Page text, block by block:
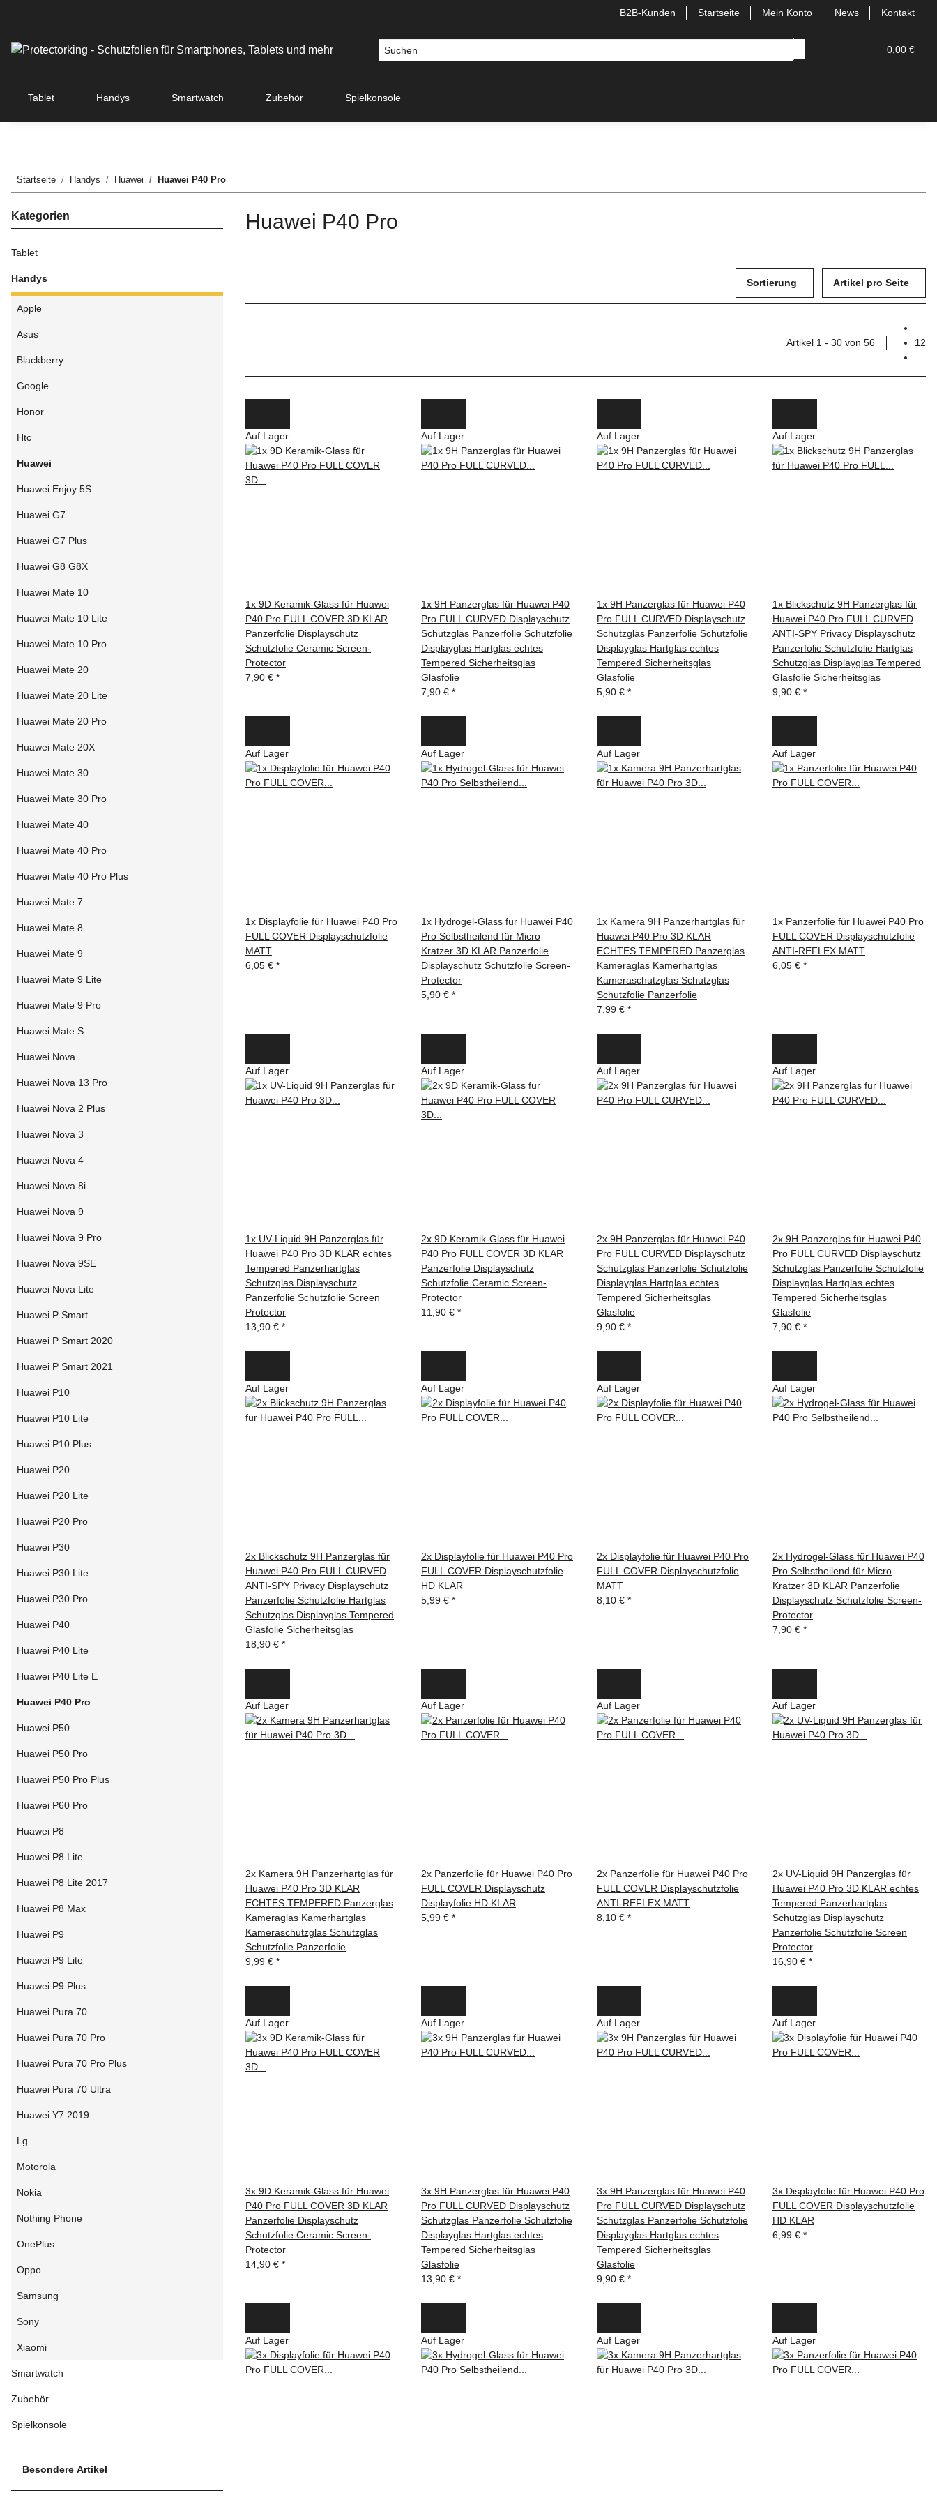
B2B-Kunden Startseite Mein Konto News Kontakt
0,00 €
Tablet Handys Smartwatch Zubehör Spielkonsole
Startseite Handys Huawei Huawei P40 Pro
Huawei P40 Pro
Sortierung Artikel pro Seite
Artikel 1 - 30 von 56 12
Auf Lager
1x 9D Keramik-Glass für Huawei
P40 Pro FULL COVER 3D KLAR
Panzerfolie Displayschutz
Schutzfolie Ceramic Screen-
Protector
7,90 € *
Auf Lager
1x 9H Panzerglas für Huawei P40
Pro FULL CURVED Displayschutz
Schutzglas Panzerfolie Schutzfolie
Displayglas Hartglas echtes
Tempered Sicherheitsglas
Glasfolie
7,90 € *
Auf Lager
1x 9H Panzerglas für Huawei P40
Pro FULL CURVED Displayschutz
Schutzglas Panzerfolie Schutzfolie
Displayglas Hartglas echtes
Tempered Sicherheitsglas
Glasfolie
5,90 € *
Auf Lager
1x Blickschutz 9H Panzerglas für
Huawei P40 Pro FULL CURVED
ANTI-SPY Privacy Displayschutz
Panzerfolie Schutzfolie Hartglas
Schutzglas Displayglas Tempered
Glasfolie Sicherheitsglas
9,90 € *
Auf Lager
1x Displayfolie für Huawei P40 Pro
FULL COVER Displayschutzfolie
MATT
6,05 € *
Auf Lager
1x Hydrogel-Glass für Huawei P40
Pro Selbstheilend für Micro
Kratzer 3D KLAR Panzerfolie
Displayschutz Schutzfolie Screen-
Protector
5,90 € *
Auf Lager
1x Kamera 9H Panzerhartglas für
Huawei P40 Pro 3D KLAR
ECHTES TEMPERED Panzerglas
Kameraglas Kamerhartglas
Kameraschutzglas Schutzglas
Schutzfolie Panzerfolie
7,99 € *
Auf Lager
1x Panzerfolie für Huawei P40 Pro
FULL COVER Displayschutzfolie
ANTI-REFLEX MATT
6,05 € *
Auf Lager
1x UV-Liquid 9H Panzerglas für
Huawei P40 Pro 3D KLAR echtes
Tempered Panzerhartglas
Schutzglas Displayschutz
Panzerfolie Schutzfolie Screen
Protector
13,90 € *
Auf Lager
2x 9D Keramik-Glass für Huawei
P40 Pro FULL COVER 3D KLAR
Panzerfolie Displayschutz
Schutzfolie Ceramic Screen-
Protector
11,90 € *
Auf Lager
2x 9H Panzerglas für Huawei P40
Pro FULL CURVED Displayschutz
Schutzglas Panzerfolie Schutzfolie
Displayglas Hartglas echtes
Tempered Sicherheitsglas
Glasfolie
9,90 € *
Auf Lager
2x 9H Panzerglas für Huawei P40
Pro FULL CURVED Displayschutz
Schutzglas Panzerfolie Schutzfolie
Displayglas Hartglas echtes
Tempered Sicherheitsglas
Glasfolie
7,90 € *
Auf Lager
2x Blickschutz 9H Panzerglas für
Huawei P40 Pro FULL CURVED
ANTI-SPY Privacy Displayschutz
Panzerfolie Schutzfolie Hartglas
Schutzglas Displayglas Tempered
Glasfolie Sicherheitsglas
18,90 € *
Auf Lager
2x Displayfolie für Huawei P40 Pro
FULL COVER Displayschutzfolie
HD KLAR
5,99 € *
Auf Lager
2x Displayfolie für Huawei P40 Pro
FULL COVER Displayschutzfolie
MATT
8,10 € *
Auf Lager
2x Hydrogel-Glass für Huawei P40
Pro Selbstheilend für Micro
Kratzer 3D KLAR Panzerfolie
Displayschutz Schutzfolie Screen-
Protector
7,90 € *
Auf Lager
2x Kamera 9H Panzerhartglas für
Huawei P40 Pro 3D KLAR
ECHTES TEMPERED Panzerglas
Kameraglas Kamerhartglas
Kameraschutzglas Schutzglas
Schutzfolie Panzerfolie
9,99 € *
Auf Lager
2x Panzerfolie für Huawei P40 Pro
FULL COVER Displayschutz
Displayfolie HD KLAR
5,99 € *
Auf Lager
2x Panzerfolie für Huawei P40 Pro
FULL COVER Displayschutzfolie
ANTI-REFLEX MATT
8,10 € *
Auf Lager
2x UV-Liquid 9H Panzerglas für
Huawei P40 Pro 3D KLAR echtes
Tempered Panzerhartglas
Schutzglas Displayschutz
Panzerfolie Schutzfolie Screen
Protector
16,90 € *
Auf Lager
3x 9D Keramik-Glass für Huawei
P40 Pro FULL COVER 3D KLAR
Panzerfolie Displayschutz
Schutzfolie Ceramic Screen-
Protector
14,90 € *
Auf Lager
3x 9H Panzerglas für Huawei P40
Pro FULL CURVED Displayschutz
Schutzglas Panzerfolie Schutzfolie
Displayglas Hartglas echtes
Tempered Sicherheitsglas
Glasfolie
13,90 € *
Auf Lager
3x 9H Panzerglas für Huawei P40
Pro FULL CURVED Displayschutz
Schutzglas Panzerfolie Schutzfolie
Displayglas Hartglas echtes
Tempered Sicherheitsglas
Glasfolie
9,90 € *
Auf Lager
3x Displayfolie für Huawei P40 Pro
FULL COVER Displayschutzfolie
HD KLAR
6,99 € *
Auf Lager Auf Lager Auf Lager Auf Lager
Kategorien
Tablet
Handys
Apple
Asus
Blackberry
Google
Honor
Htc
Huawei
Huawei Enjoy 5S
Huawei G7
Huawei G7 Plus
Huawei G8 G8X
Huawei Mate 10
Huawei Mate 10 Lite
Huawei Mate 10 Pro
Huawei Mate 20
Huawei Mate 20 Lite
Huawei Mate 20 Pro
Huawei Mate 20X
Huawei Mate 30
Huawei Mate 30 Pro
Huawei Mate 40
Huawei Mate 40 Pro
Huawei Mate 40 Pro Plus
Huawei Mate 7
Huawei Mate 8
Huawei Mate 9
Huawei Mate 9 Lite
Huawei Mate 9 Pro
Huawei Mate S
Huawei Nova
Huawei Nova 13 Pro
Huawei Nova 2 Plus
Huawei Nova 3
Huawei Nova 4
Huawei Nova 8i
Huawei Nova 9
Huawei Nova 9 Pro
Huawei Nova 9SE
Huawei Nova Lite
Huawei P Smart
Huawei P Smart 2020
Huawei P Smart 2021
Huawei P10
Huawei P10 Lite
Huawei P10 Plus
Huawei P20
Huawei P20 Lite
Huawei P20 Pro
Huawei P30
Huawei P30 Lite
Huawei P30 Pro
Huawei P40
Huawei P40 Lite
Huawei P40 Lite E
Huawei P40 Pro
Huawei P50
Huawei P50 Pro
Huawei P50 Pro Plus
Huawei P60 Pro
Huawei P8
Huawei P8 Lite
Huawei P8 Lite 2017
Huawei P8 Max
Huawei P9
Huawei P9 Lite
Huawei P9 Plus
Huawei Pura 70
Huawei Pura 70 Pro
Huawei Pura 70 Pro Plus
Huawei Pura 70 Ultra
Huawei Y7 2019
Lg
Motorola
Nokia
Nothing Phone
OnePlus
Oppo
Samsung
Sony
Xiaomi
Smartwatch
Zubehör
Spielkonsole
Besondere Artikel